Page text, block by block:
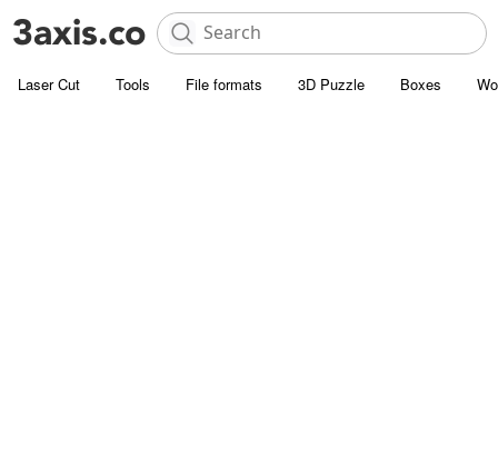
Laser Cut Tools File formats 3D Puzzle Boxes